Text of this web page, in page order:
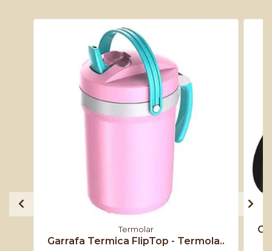
Termolar
Garrafa Termica FlipTop - Termola..